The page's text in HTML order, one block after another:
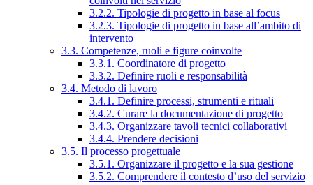
3.2.2. Tipologie di progetto in base al focus
3.2.3. Tipologie di progetto in base all’ambito di
intervento
3.3. Competenze, ruoli e figure coinvolte
3.3.1. Coordinatore di progetto
3.3.2. Definire ruoli e responsabilità
3.4. Metodo di lavoro
3.4.1. Definire processi, strumenti e rituali
3.4.2. Curare la documentazione di progetto
3.4.3. Organizzare tavoli tecnici collaborativi
3.4.4. Prendere decisioni
3.5. Il processo progettuale
3.5.1. Organizzare il progetto e la sua gestione
3.5.2. Comprendere il contesto d’uso del servizio